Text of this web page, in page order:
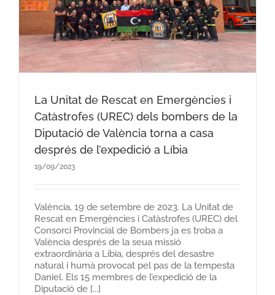
La Unitat de Rescat en Emergències i
Catàstrofes (UREC) dels bombers de la
Diputació de València torna a casa
després de l’expedició a Líbia
19/09/2023
València, 19 de setembre de 2023. La Unitat de
Rescat en Emergències i Catàstrofes (UREC) del
Consorci Provincial de Bombers ja es troba a
València després de la seua missió
extraordinària a Líbia, després del desastre
natural i humà provocat pel pas de la tempesta
Daniel. Els 15 membres de l’expedició de la
Diputació de [...]